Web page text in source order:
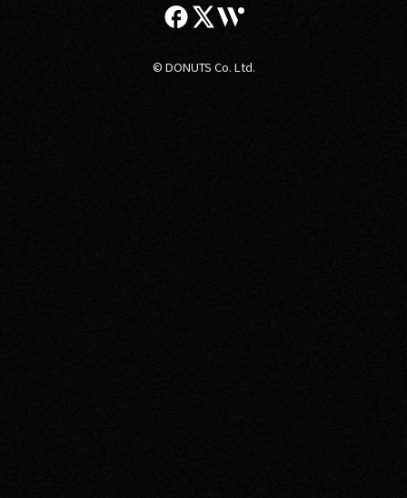
© DONUTS Co. Ltd.